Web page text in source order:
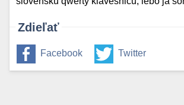
Zdieľať
Facebook Twitter